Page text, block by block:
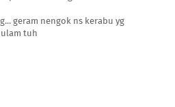
geram nengok ns kerabu yg
tuh